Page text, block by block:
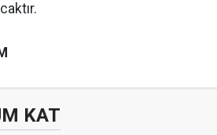
KAT